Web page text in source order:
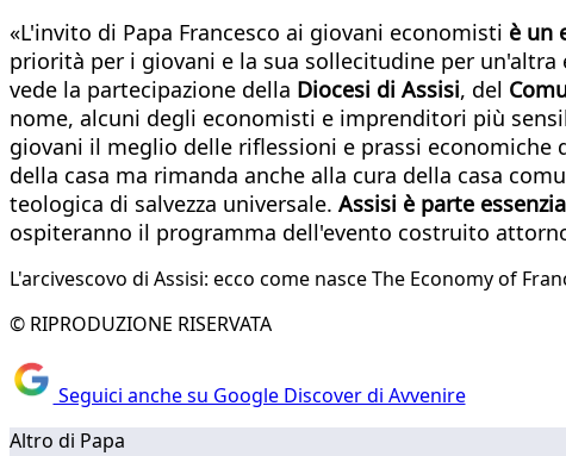
«L'invito di Papa Francesco ai giovani economisti è un
priorità per i giovani e la sua sollecitudine per un'altra
vede la partecipazione della Diocesi di Assisi, del
nome, alcuni degli economisti e imprenditori più
giovani il meglio delle riflessioni e prassi economiche
della casa ma rimanda anche alla cura della casa
teologica di salvezza universale. Assisi è parte
ospiteranno il programma dell'evento costruito
L'arcivescovo di Assisi: ecco come nasce The Economy of
© RIPRODUZIONE RISERVATA
Seguici anche su Google Discover di Avvenire
Altro di Papa